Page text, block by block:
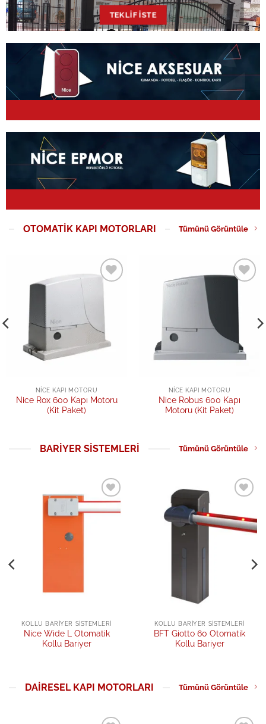
TEKLIF İSTE
OTOMATIK KAPI MOTORLARI Tümünü Görüntüle
NICE KAPI MOTORU
Nice Rox 600 Kapı Motoru
(Kit Paket)
wishlist
NICE KAPI MOTORU
Nice Robus 600 Kapı
Motoru (Kit Paket)
BARIYER SISTEMLERI Tümünü Görüntüle
Add to
wishlist
KOLLU BARIYER SISTEMLERI
Nice Wide L Otomatik
Kollu Bariyer
wishlist
KOLLU BARIYER SISTEMLERI
BFT Giotto 60 Otomatik
Kollu Bariyer
DAIRESEL KAPI MOTORLARI Tümünü Görüntüle